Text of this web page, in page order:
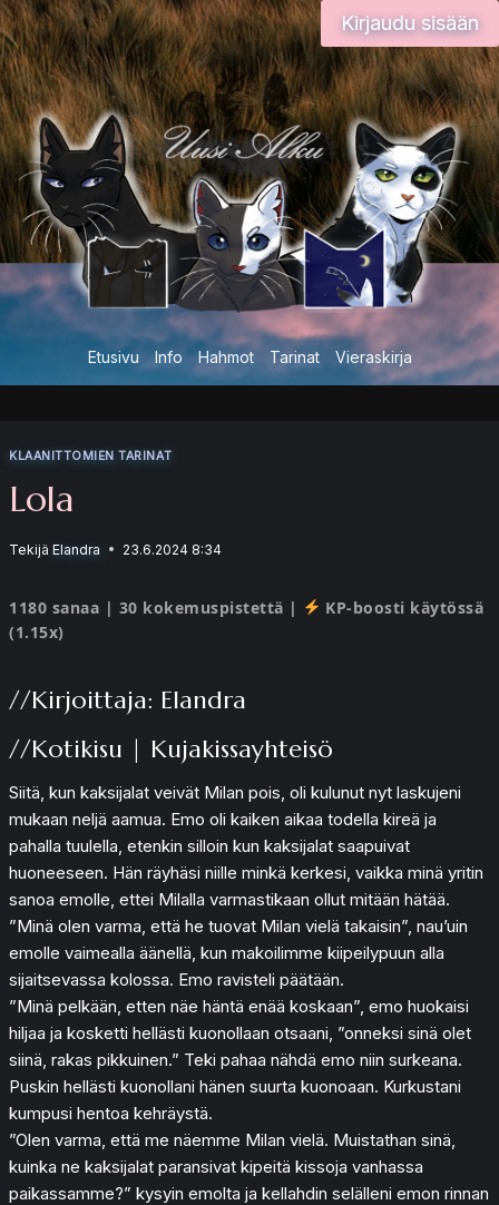
Siirry
sisältöön
Kirjaudu sisään
Etusivu Info Hahmot Tarinat Vieraskirja
KLAANITTOMIEN TARINAT
Lola
Tekijä Elandra 23.6.2024 8:34
1180 sanaa | 30 kokemuspistettä |
KP-boosti käytössä
(1.15x)
//Kirjoittaja: Elandra
//Kotikisu | Kujakissayhteisö
Siitä, kun kaksijalat veivät Milan pois, oli kulunut nyt laskujeni
mukaan neljä aamua. Emo oli kaiken aikaa todella kireä ja
pahalla tuulella, etenkin silloin kun kaksijalat saapuivat
huoneeseen. Hän räyhäsi niille minkä kerkesi, vaikka minä yritin
sanoa emolle, ettei Milalla varmastikaan ollut mitään hätää.
”Minä olen varma, että he tuovat Milan vielä takaisin”, nau’uin
emolle vaimealla äänellä, kun makoilimme kiipeilypuun alla
sijaitsevassa kolossa. Emo ravisteli päätään.
”Minä pelkään, etten näe häntä enää koskaan”, emo huokaisi
hiljaa ja kosketti hellästi kuonollaan otsaani, ”onneksi sinä olet
siinä, rakas pikkuinen.” Teki pahaa nähdä emo niin surkeana.
Puskin hellästi kuonollani hänen suurta kuonoaan. Kurkustani
kumpusi hentoa kehräystä.
”Olen varma, että me näemme Milan vielä. Muistathan sinä,
kuinka ne kaksijalat paransivat kipeitä kissoja vanhassa
paikassamme?” kysyin emolta ja kellahdin selälleni emon rinnan